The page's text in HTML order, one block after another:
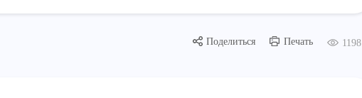
Поделиться Печать 1198